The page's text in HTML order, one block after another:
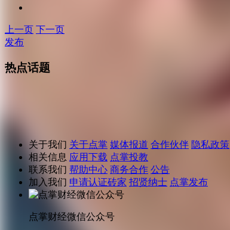
上一页 下一页
发布
热点话题
关于我们 关于点掌 媒体报道 合作伙伴 隐私政策
相关信息 应用下载 点掌投教
联系我们 帮助中心 商务合作 公告
加入我们 申请认证砖家 招贤纳士 点掌发布
点掌财经微信公众号